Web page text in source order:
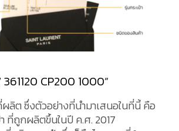
361120 CP200 1000”
ลิต ซึ่งตัวอย่างที่นำมาเสนอในที่นี้ คือ
ที่ถูกผลิตขึ้นในปี ค.ศ. 2017